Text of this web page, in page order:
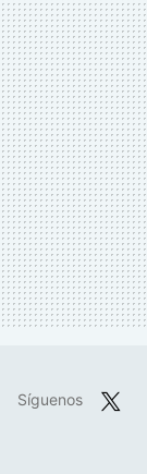
Síguenos